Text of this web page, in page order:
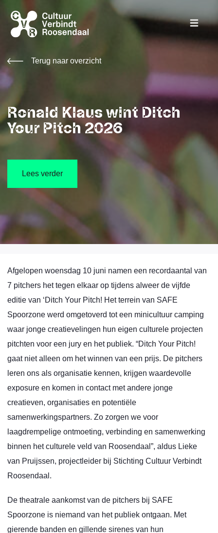
Terug naar overzicht
Ronald Klaus wint Ditch
Your Pitch 2026
Lees verder
Afgelopen woensdag 10 juni namen een recordaantal van
7 pitchers het tegen elkaar op tijdens alweer de vijfde
editie van ‘Ditch Your Pitch! Het terrein van SAFE
Spoorzone werd omgetoverd tot een minicultuur camping
waar jonge creatievelingen hun eigen culturele projecten
pitchten voor een jury en het publiek. “Ditch Your Pitch!
gaat niet alleen om het winnen van een prijs. De pitchers
leren ons als organisatie kennen, krijgen waardevolle
exposure en komen in contact met andere jonge
creatieven, organisaties en potentiële
samenwerkingspartners. Zo zorgen we voor
laagdrempelige ontmoeting, verbinding en samenwerking
binnen het culturele veld van Roosendaal”, aldus Lieke
van Pruijssen, projectleider bij Stichting Cultuur Verbindt
Roosendaal.
De theatrale aankomst van de pitchers bij SAFE
Spoorzone is niemand van het publiek ontgaan. Met
gierende banden en gillende sirenes van hun